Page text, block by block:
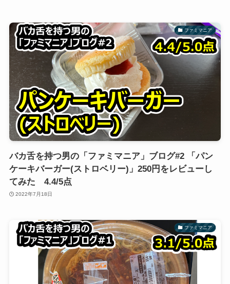
ファミマニア
バカ舌を持つ男の「ファミマニア」ブログ#2 「パン
ケーキバーガー(ストロベリー)」250円をレビューし
てみた 4.4/5点
2022年7月18日
ファミマニア